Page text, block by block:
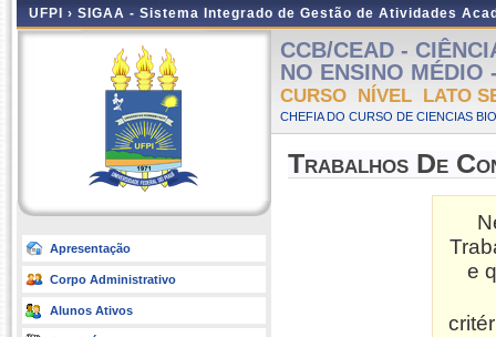
UFPI › SIGAA - Sistema Integrado de Gestão de Atividades
Apresentação
Corpo Administrativo
Alunos Ativos
CCB/CEAD -
NO ENSINO
CURSO NÍVEL LATO
CHEFIA DO CURSO DE CIENCIAS
Trabalhos De
e